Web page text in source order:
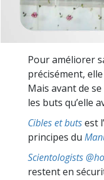
Pour améliorer
précisément,
Mais avant de
les buts qu’elle
Cibles et butsest
principes du
Scientologists
restent en